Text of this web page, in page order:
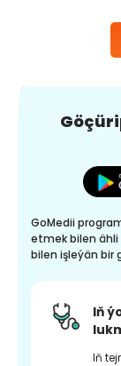
GoMedii
etmek bilen ähli
bilen işleýän bir
Iň
Iň